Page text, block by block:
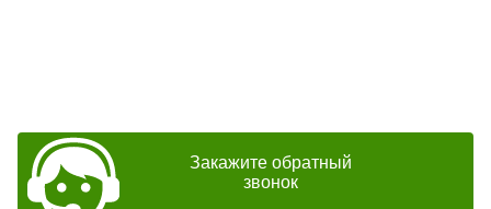
Закажите обратный
звонок